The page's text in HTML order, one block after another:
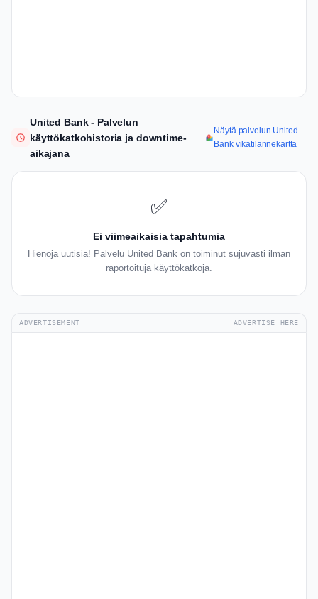
United Bank - Palvelun
käyttökatkohistoria ja downtime-
aikajana
Näytä palvelun United
Bank vikatilannekartta
✅
Ei viimeaikaisia tapahtumia
Hienoja uutisia! Palvelu United Bank on toiminut sujuvasti ilman
raportoituja käyttökatkoja.
ADVERTISEMENT ADVERTISE HERE